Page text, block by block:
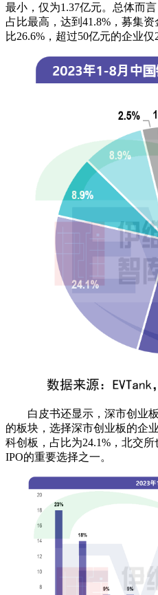
最小，仅为1.37亿元。总体而
占比最高，达到41.8%，募集
比26.6%，超过50亿元的企业仅2
白皮书还显示，深市创业
的板块，选择深市创业板的企
科创板，占比为24.1%，北交
IPO的重要选择之一。